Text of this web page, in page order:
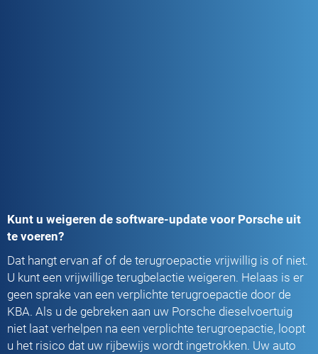
Kunt u weigeren de software-update voor Porsche uit
te voeren?
Dat hangt ervan af of de terugroepactie vrijwillig is of niet.
U kunt een vrijwillige terugbelactie weigeren. Helaas is er
geen sprake van een verplichte terugroepactie door de
KBA. Als u de gebreken aan uw Porsche dieselvoertuig
niet laat verhelpen na een verplichte terugroepactie, loopt
u het risico dat uw rijbewijs wordt ingetrokken. Uw auto